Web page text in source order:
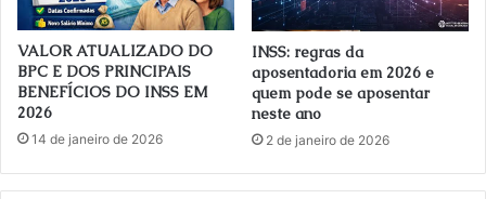
VALOR ATUALIZADO DO
BPC E DOS PRINCIPAIS
BENEFÍCIOS DO INSS EM
2026
14 de janeiro de 2026
INSS: regras da
aposentadoria em 2026 e
quem pode se aposentar
neste ano
2 de janeiro de 2026